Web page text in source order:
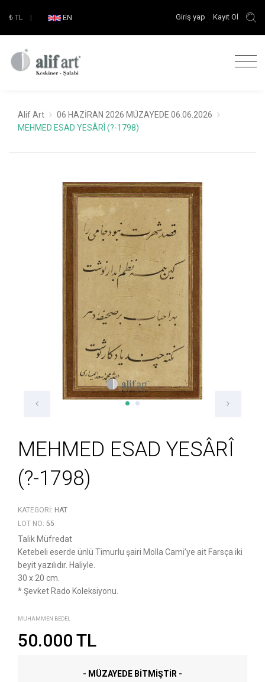
₺ TL | EN Giriş yap Kayıt Ol
Alif Art
06 HAZİRAN 2026 MÜZAYEDE 06.06.2026
MEHMED ESAD YESÂRÎ (?-1798)
MEHMED ESAD YESÂRÎ
(?-1798)
KATEGORI: HAT
LOT NO: 55
Talik Müfredat
Ketebeli eserde ünlü Timurlu şairi Molla Cami’ye ait Farsça iki
beyit yazılıdır. Haliyle.
30 x 20 cm.
* Şevket Rado Koleksiyonu.
MUHAMMEN BEDEL
50.000 TL
- MÜZAYEDE BITMIŞTIR -